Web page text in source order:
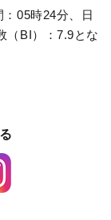
05時24分、日
（BI）：7.9とな